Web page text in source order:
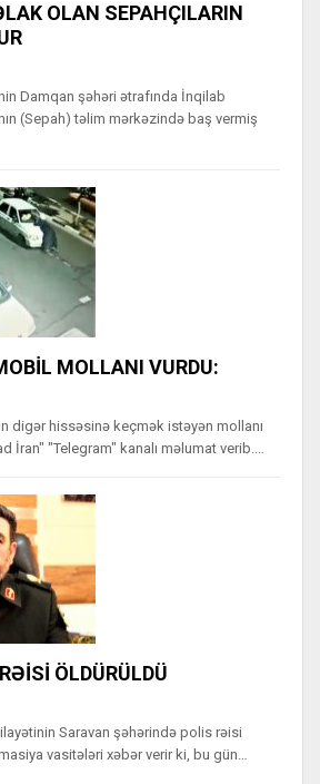
OLAN SEPAHÇILARIN
Damqan şəhəri ətrafında İnqilab
(Sepah) təlim mərkəzində baş vermiş
MOLLANI VURDU:
digər hissəsinə keçmək istəyən mollanı
İran" "Telegram" kanalı məlumat verib.…
ÖLDÜRÜLDÜ
Saravan şəhərində polis rəisi
vasitələri xəbər verir ki, bu gün…